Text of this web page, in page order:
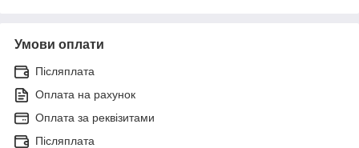
Умови оплати
Післяплата
Оплата на рахунок
Оплата за реквізитами
Післяплата